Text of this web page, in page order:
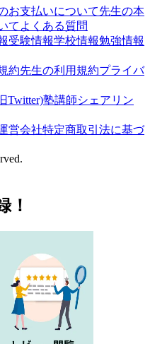
お支払いについて先生の本
て よくある質問
受験情報学校情報勉強情報
約先生の利用規約プライバ
Twitter)塾講師シェアリン
営会社特定商取引法に基づ
！